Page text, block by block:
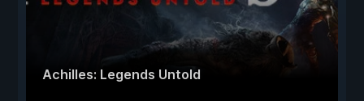
Achilles: Legends Untold